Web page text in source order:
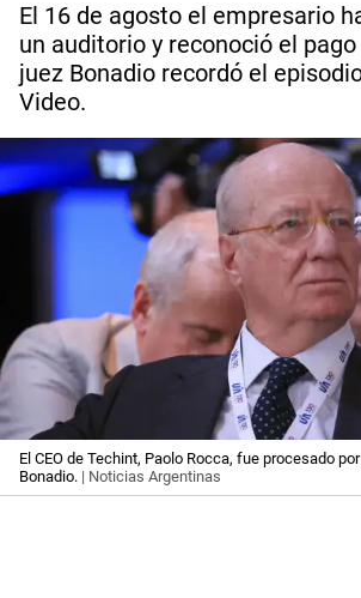
El 16 de agosto el empresario
un auditorio y reconoció el pago
juez Bonadio recordó el
Video.
El CEO de Techint, Paolo Rocca, fue procesado
Bonadio. | Noticias Argentinas